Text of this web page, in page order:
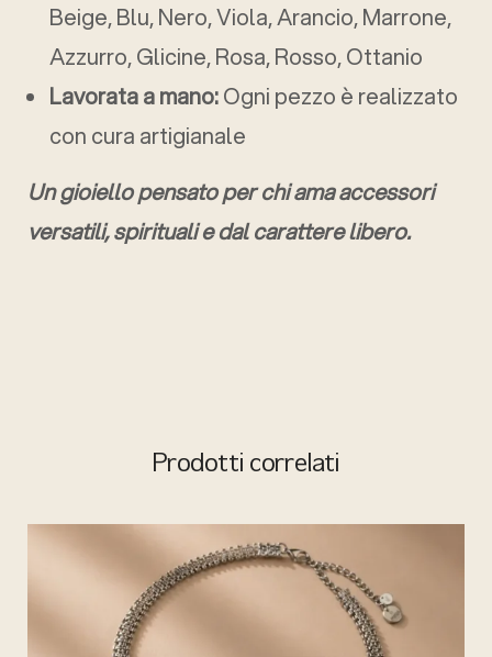
Beige, Blu, Nero, Viola, Arancio, Marrone,
Azzurro, Glicine, Rosa, Rosso, Ottanio
Lavorata a mano:Ogni pezzo è realizzato
con cura artigianale
Un gioiello pensato per chi ama accessori
versatili, spirituali e dal carattere libero.
Prodotti correlati